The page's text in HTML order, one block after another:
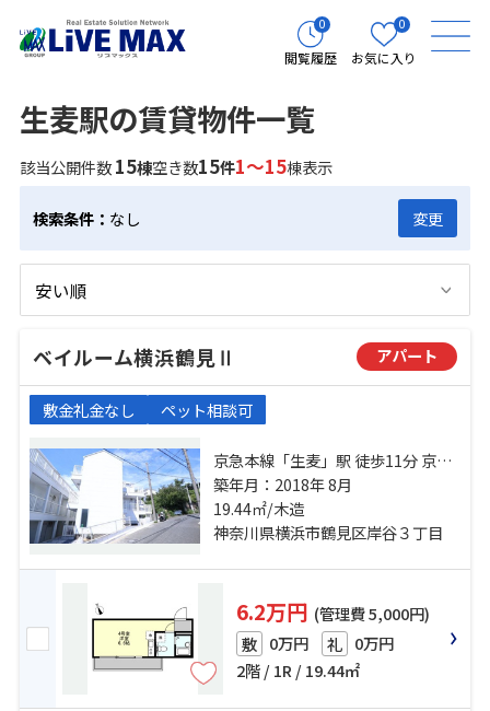
0
閲覧履歴
0
お気に入り
生麦駅の賃貸物件一覧
該当公開件数15棟空き数15件1～15棟表示
検索条件： なし 変更
ベイルーム横浜鶴見Ⅱ アパート
敷金礼金なし ペット相談可
京急本線「生麦」駅 徒歩11分 京急
本線「花月総持寺」駅 徒歩15分 鶴
見線「国道」駅 徒歩18分
築年月：2018年 8月
19.44㎡/木造
神奈川県横浜市鶴見区岸谷３丁目
6.2万円 (管理費 5,000円)
敷 0万円 礼 0万円
2階 / 1R / 19.44㎡